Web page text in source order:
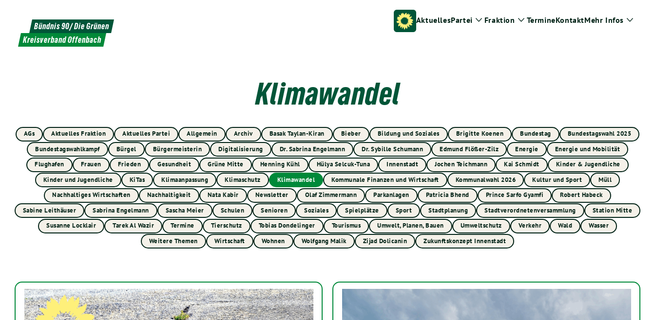
Inhalt
Bündnis 90/ Die Grünen
Kreisverband Offenbach
AktuellesPartei Zeige
Fraktion
Zeige
TermineKontaktMehr Infos Zeige
Klimawandel
AGs Aktuelles Fraktion Aktuelles Partei Allgemein Archiv Basak Taylan-Kiran Bieber Bildung und Soziales Brigitte Koenen Bundestag
Bundestagswahl 2025
Bundestagswahlkampf
Bürgel Bürgermeisterin Digitalisierung Dr. Sabrina Engelmann Dr. Sybille Schumann Edmund Flößer-Zilz Energie
Energie und Mobilität
Flughafen
Frauen Frieden Gesundheit Grüne Mitte Henning Kühl Hülya Selcuk-Tuna Innenstadt Jochen Teichmann Kai Schmidt
Kinder & Jugendliche
Kinder und Jugendliche
KiTas Klimaanpassung Klimaschutz Klimawandel Kommunale Finanzen und Wirtschaft Kommunalwahl 2026 Kultur und Sport
Müll
Nachhaltiges Wirtschaften
Nachhaltigkeit Nata Kabir Newsletter Olaf Zimmermann Parkanlagen Patricia Bhend Prince Sarfo Gyamfi
Robert Habeck
Sabine Leithäuser
Sabrina Engelmann Sascha Meier Schulen Senioren Soziales Spielplätze Sport Stadtplanung Stadtverordnetenversammlung
Station Mitte
Susanne Locklair
Tarek Al Wazir Termine Tierschutz Tobias Dondelinger Tourismus Umwelt, Planen, Bauen Umweltschutz Verkehr Wald
Wasser
Weitere Themen
Wirtschaft Wohnen Wolfgang Malik Zijad Dolicanin Zukunftskonzept Innenstadt